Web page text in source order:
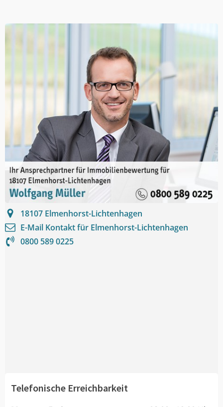
18107 Elmenhorst-Lichtenhagen
E-Mail Kontakt für Elmenhorst-Lichtenhagen
0800 589 0225
Telefonische Erreichbarkeit